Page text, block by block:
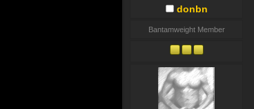
donbn
Bantamweight Member